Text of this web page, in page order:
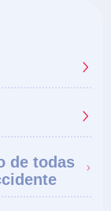
de todas